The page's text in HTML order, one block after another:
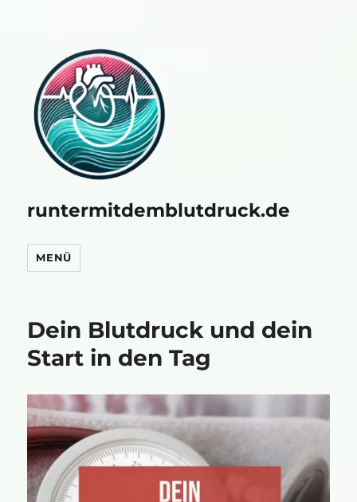
runtermitdemblutdruck.de
MENÜ
Dein Blutdruck und dein
Start in den Tag